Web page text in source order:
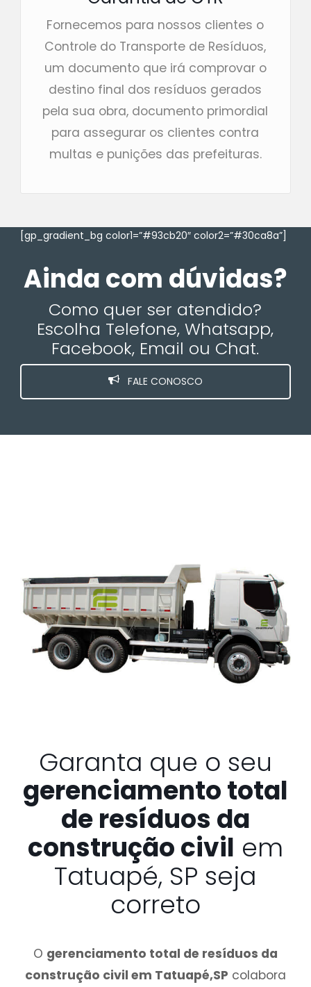
Fornecemos para nossos clientes o
Controle do Transporte de Resíduos,
um documento que irá comprovar o
destino final dos resíduos gerados
pela sua obra, documento primordial
para assegurar os clientes contra
multas e punições das prefeituras.
[gp_gradient_bg color1=”#93cb20″ color2=”#30ca8a”]
Ainda com dúvidas?
Como quer ser atendido?
Escolha Telefone, Whatsapp,
Facebook, Email ou Chat.
FALE CONOSCO
Garanta que o seu
gerenciamento total
de resíduos da
construção civil em
Tatuapé, SP seja
correto
O gerenciamento total de resíduos da
construção civil em Tatuapé,SP colabora